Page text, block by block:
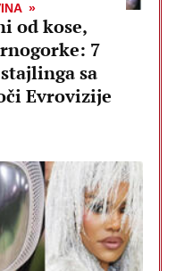
od kose,
7
sa
Evrovizije